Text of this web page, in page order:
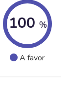
100 %
A favor